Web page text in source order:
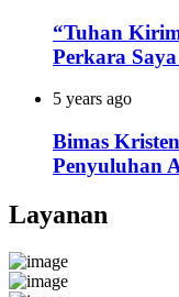
“Tuhan
Perkara
5 years ago
Bimas
Penyuluhan
Layanan